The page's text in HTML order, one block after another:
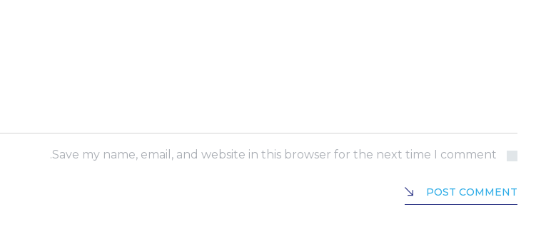
Save my name, email, and website in this browser for the next time I comment.
POST COMMENT